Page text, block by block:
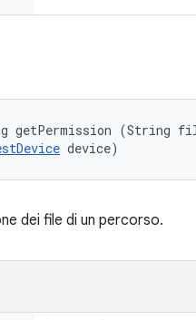
getPermission (String
device)
dei file di un percorso.